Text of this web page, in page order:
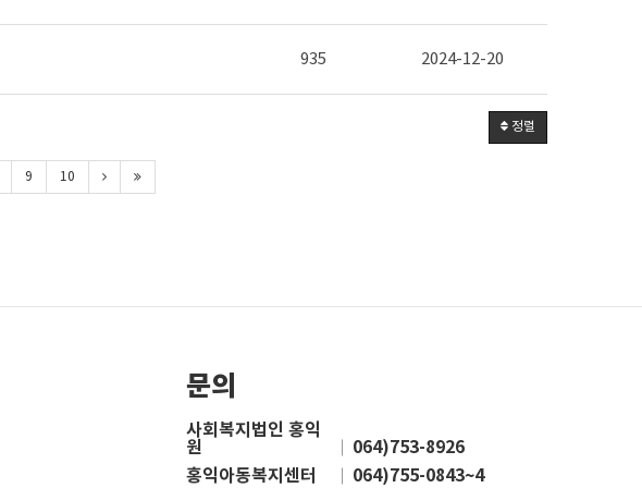
935 2024-12-20
정렬
9 10
문의
사회복지법인 홍익
원
064)753-8926
홍익아동복지센터
064)755-0843~4